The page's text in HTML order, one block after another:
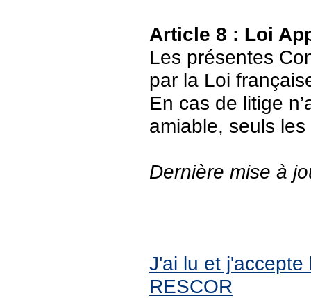
Article 8 : Loi
Les présentes
par la Loi
En cas de litige
amiable, seuls
Dernière mise à
J'ai lu et
RESCOR